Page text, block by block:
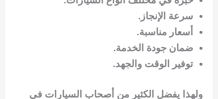
سرعة الإنجاز.
أسعار مناسبة.
ضمان جودة الخدمة.
توفير الوقت والجهد.
ولهذا يفضل الكثير من أصحاب السيارات في